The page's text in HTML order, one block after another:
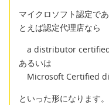
マイクロソフト認定で
とえば認定代理店なら
a distributor
あるいは
Microsoft Certified
といった形になります。